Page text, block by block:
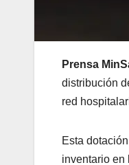
Prensa
distribución
red
​Esta
inventario en